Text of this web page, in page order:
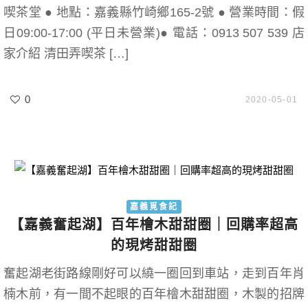
喫茶堂 ● 地點：嘉義縣竹崎鄉165-2號 ● 營業時間：假
日09:00-17:00 (平日未營業)● 電話：0913 507 539 店
家介紹 清田弄喫茶 […]
0 2020-05-01
嘉義覓食記
【嘉義奮起湖】百年檜木甜甜圈｜回購率超高
的現烤甜甜圈
奮起湖老街路線剛好可以繞一圈回到車站，走到百年肖
楠木前，有一間不起眼的百年檜木甜甜圈，木製的招牌